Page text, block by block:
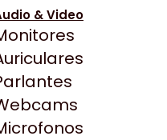
& Video
de Gorila Games